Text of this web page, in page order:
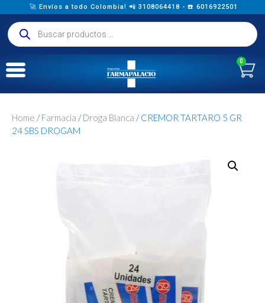
🚀 Envíos a todo Colombia! 📲 3108064418 - ☎️ 6016922501
0
Home /Farmacia /Droga Blanca / CREMOR TARTARO 5 GR
24 SBS DROGAM